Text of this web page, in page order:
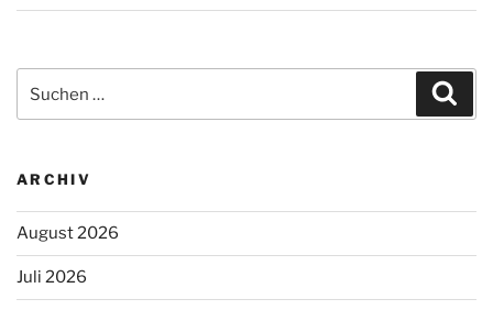
nach:
ARCHIV
August 2026
Juli 2026